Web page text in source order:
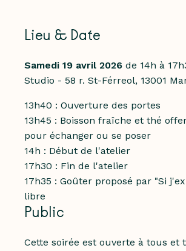
Lieu & Date
Samedi 19 avril 2026 de 14h à
Studio - 58 r. St-Férreol, 13001
13h40 : Ouverture des portes
13h45 : Boisson fraîche et thé
pour échanger ou se poser
14h : Début de l'atelier
17h30 : Fin de l'atelier
17h35 : Goûter proposé par "Si
libre
Public
Cette soirée est ouverte à tous et